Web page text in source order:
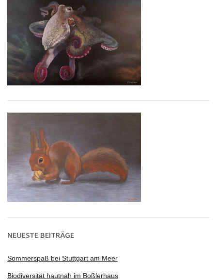
NEUESTE BEITRÄGE
Sommerspaß bei Stuttgart am Meer
Biodiversität hautnah im Boßlerhaus